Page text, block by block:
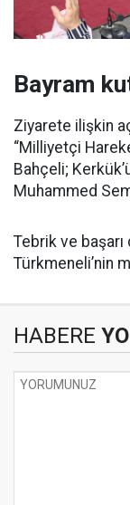
Bayram
Ziyarete ilişkin
“Milliyetçi
Bahçeli;
Muhammed
Tebrik ve
Türkmeneli’nin
HABERE